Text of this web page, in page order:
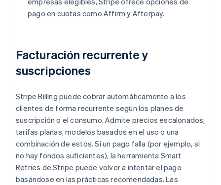
pago en cuotas como Affirm y Afterpay.
Facturación recurrente y
suscripciones
Stripe Billing puede cobrar automáticamente a los
clientes de forma recurrente según los planes de
suscripción o el consumo. Admite precios escalonados,
tarifas planas, modelos basados en el uso o una
combinación de estos. Si un pago falla (por ejemplo, si
no hay fondos suficientes), la herramienta Smart
Retries de Stripe puede volver a intentar el pago
basándose en las prácticas recomendadas. Las